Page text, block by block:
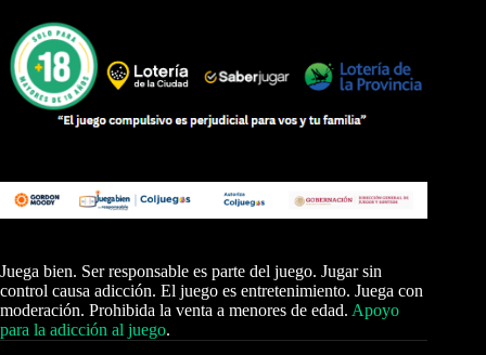
Juega bien. Ser responsable es parte del juego. Jugar sin
control causa adicción. El juego es entretenimiento. Juega con
moderación. Prohibida la venta a menores de edad. Apoyo
para la adicción al juego.